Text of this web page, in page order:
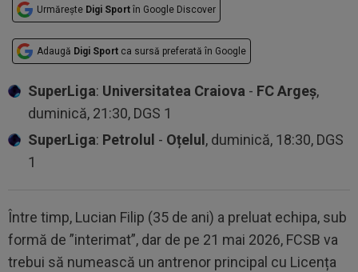
Urmărește Digi Sport în Google Discover
Adaugă Digi Sport ca sursă preferată în Google
SuperLiga: Universitatea Craiova - FC Argeș,
duminică, 21:30, DGS 1
SuperLiga: Petrolul - Oțelul, duminică, 18:30, DGS
1
Între timp, Lucian Filip (35 de ani) a preluat echipa, sub
formă de ”interimat”, dar de pe 21 mai 2026, FCSB va
trebui să numească un antrenor principal cu Licența